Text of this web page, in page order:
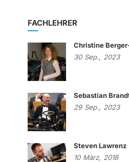
FACHLEHRER
Christine
30 Sep., 2023
Sebastian
29 Sep., 2023
Steven Lawrenz
10 März, 2018